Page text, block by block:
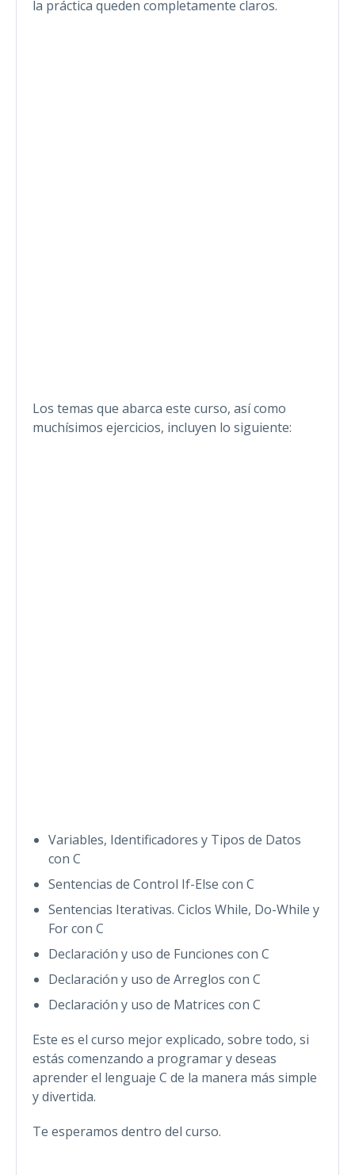
la práctica queden completamente claros.
Los temas que abarca este curso, así como
muchísimos ejercicios, incluyen lo siguiente:
Variables, Identificadores y Tipos de Datos
con C
Sentencias de Control If-Else con C
Sentencias Iterativas. Ciclos While, Do-While y
For con C
Declaración y uso de Funciones con C
Declaración y uso de Arreglos con C
Declaración y uso de Matrices con C
Este es el curso mejor explicado, sobre todo, si
estás comenzando a programar y deseas
aprender el lenguaje C de la manera más simple
y divertida.
Te esperamos dentro del curso.